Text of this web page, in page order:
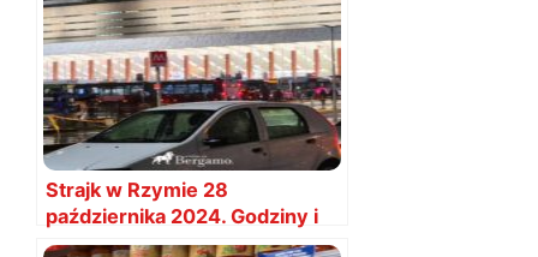
Strajk w Rzymie 28
października 2024. Godziny i
utrudnienia